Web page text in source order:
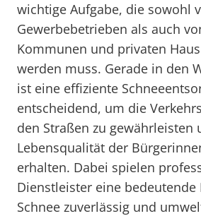
wichtige Aufgabe, die sowohl
Gewerbebetrieben als auch
Kommunen und privaten
werden muss. Gerade in den
ist eine effiziente
entscheidend, um die
den Straßen zu gewährleisten
Lebensqualität der
erhalten. Dabei spielen
Dienstleister eine bedeutende
Schnee zuverlässig und